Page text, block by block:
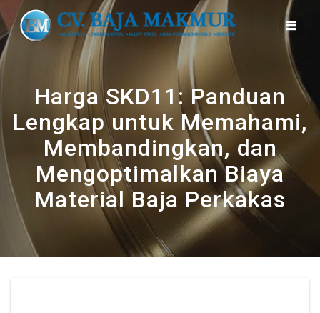
to
content
Harga SKD11: Panduan
Lengkap untuk Memahami,
Membandingkan, dan
Mengoptimalkan Biaya
Material Baja Perkakas